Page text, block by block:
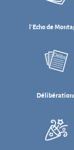
Salle des